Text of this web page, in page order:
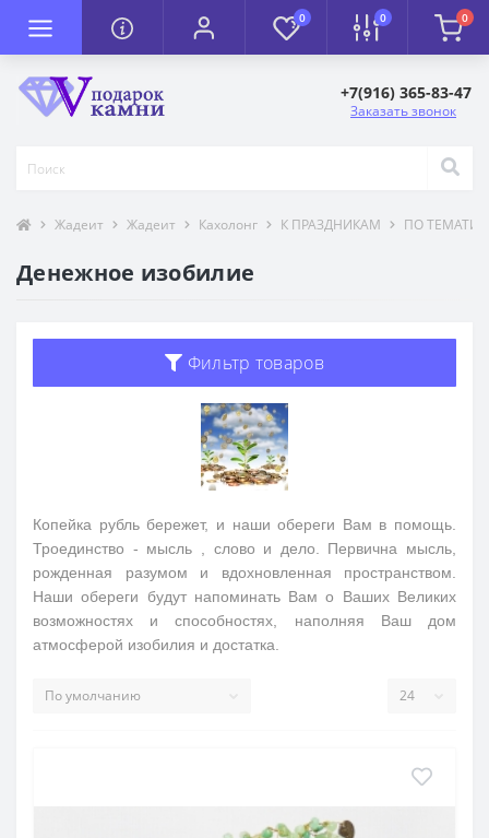
0 0 0
+7(916) 365-83-47
Заказать звонок
Жадеит Жадеит Кахолонг К ПРАЗДНИКАМ ПО
Денежное изобилие
Фильтр товаров
Копейка рубль бережет, и наши обереги Вам в помощь.
Троединство - мысль , слово и дело. Первична мысль,
рожденная разумом и вдохновленная пространством.
Наши обереги будут напоминать Вам о Ваших Великих
возможностях и способностях, наполняя Ваш дом
атмосферой изобилия и достатка.